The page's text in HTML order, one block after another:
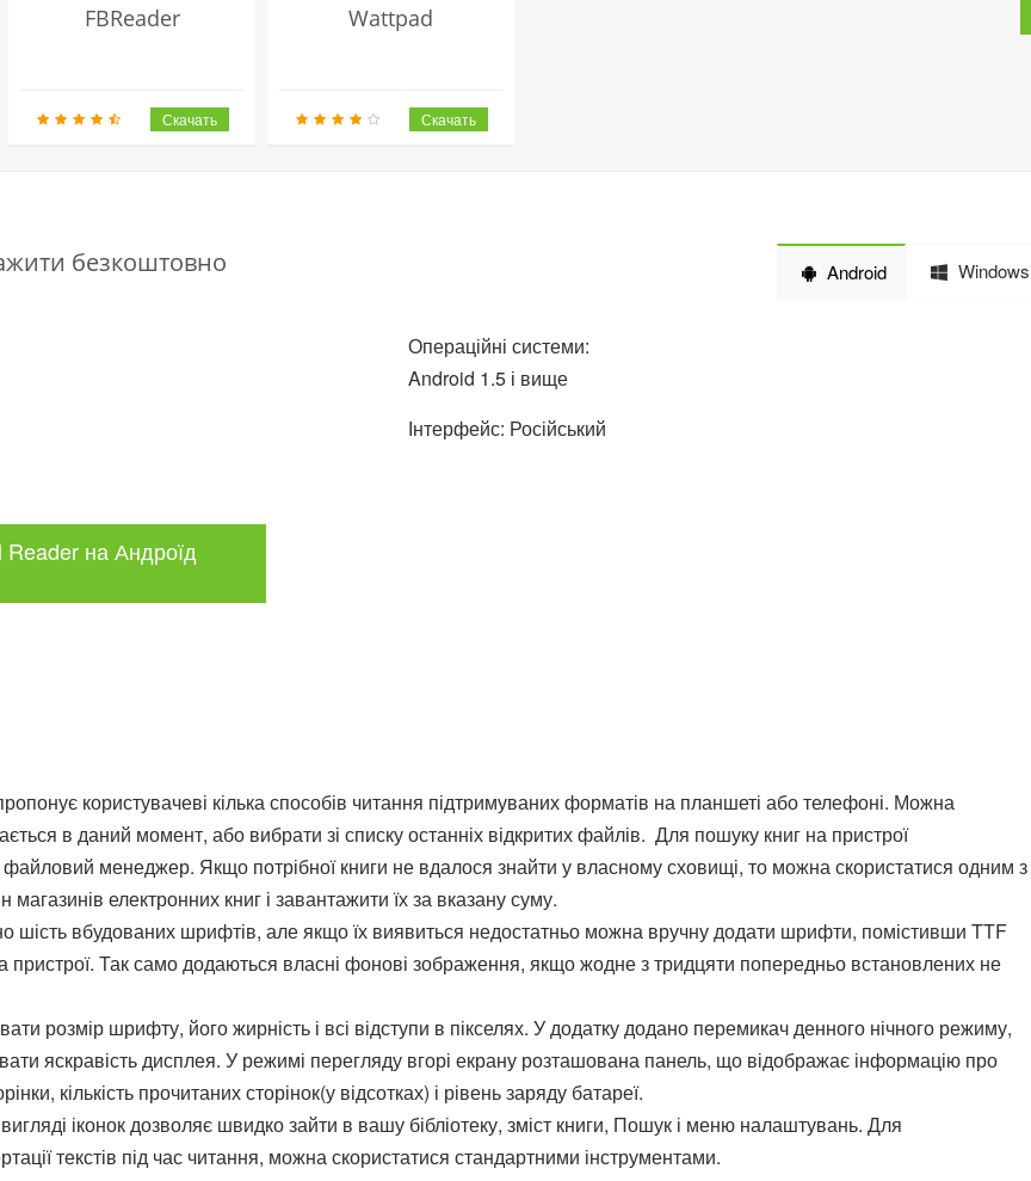
FBReader Wattpad
безкоштовно Android Windows
Операційні системи:
Android 1.5 і вище
Інтерфейс: Російський
на Андроїд
користувачеві кілька способів читання підтримуваних форматів на планшеті або телефоні. Можна
в даний момент, або вибрати зі списку останніх відкритих файлів. Для пошуку книг на пристрої
файловий менеджер. Якщо потрібної книги не вдалося знайти у власному сховищі, то можна скористатися одним з
електронних книг і завантажити їх за вказану суму.
шість вбудованих шрифтів, але якщо їх виявиться недостатньо можна вручну додати шрифти, помістивши TTF
пристрої. Так само додаються власні фонові зображення, якщо жодне з тридцяти попередньо встановлених не
розмір шрифту, його жирність і всі відступи в пікселях. У додатку додано перемикач денного нічного режиму,
яскравість дисплея. У режимі перегляду вгорі екрану розташована панель, що відображає інформацію про
кількість прочитаних сторінок(у відсотках) і рівень заряду батареї.
іконок дозволяє швидко зайти в вашу бібліотеку, зміст книги, Пошук і меню налаштувань. Для
текстів під час читання, можна скористатися стандартними інструментами.